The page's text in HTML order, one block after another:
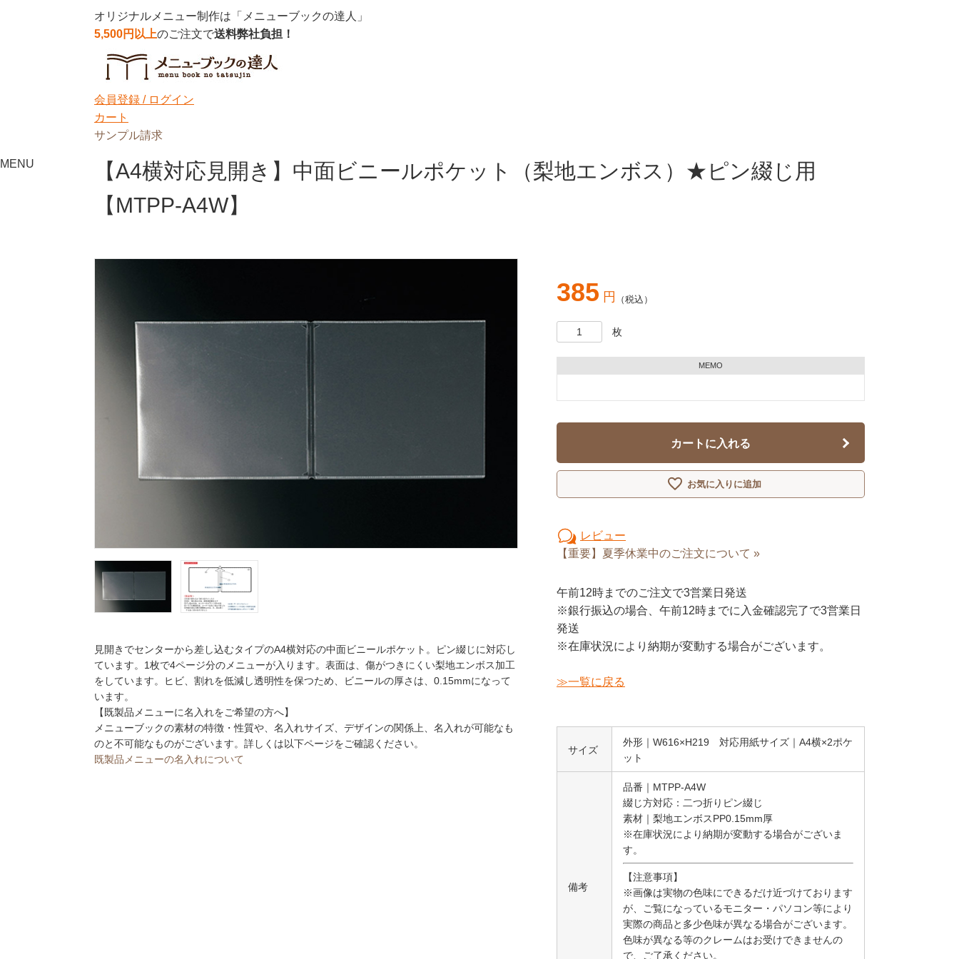
オリジナルメニュー制作は「メニューブックの達人」
5,500円以上のご注文で送料弊社負担！
会員登録 / ログイン
カート
サンプル請求
MENU
【A4横対応見開き】中面ビニールポケット（梨地エンボス）★ピン綴じ用
【MTPP-A4W】
見開きでセンターから差し込むタイプのA4横対応の中面ビニールポケット。ピン綴じに対応し
ています。1枚で4ページ分のメニューが入ります。表面は、傷がつきにくい梨地エンボス加工
をしています。ヒビ、割れを低減し透明性を保つため、ビニールの厚さは、0.15mmになって
います。
【既製品メニューに名入れをご希望の方へ】
メニューブックの素材の特徴・性質や、名入れサイズ、デザインの関係上、名入れが可能なも
のと不可能なものがございます。詳しくは以下ページをご確認ください。
既製品メニューの名入れについて
385 円 （税込）
枚
MEMO
カートに入れる
お気に入りに追加
レビュー
【重要】夏季休業中のご注文について »
午前12時までのご注文で3営業日発送
※銀行振込の場合、午前12時までに入金確認完了で3営業日
発送
※在庫状況により納期が変動する場合がございます。
≫一覧に戻る
サイズ
外形｜W616×H219 対応用紙サイズ｜A4横×2ポケ
ット
備考
品番｜MTPP-A4W
綴じ方対応：二つ折りピン綴じ
素材｜梨地エンボスPP0.15mm厚
※在庫状況により納期が変動する場合がございま
す。
【注意事項】
※画像は実物の色味にできるだけ近づけております
が、ご覧になっているモニター・パソコン等により
実際の商品と多少色味が異なる場合がございます。
色味が異なる等のクレームはお受けできませんの
で、ご了承ください。